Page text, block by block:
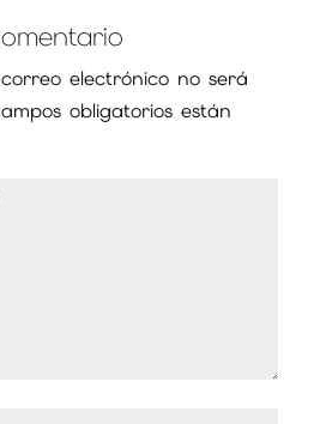
electrónico no será
obligatorios están